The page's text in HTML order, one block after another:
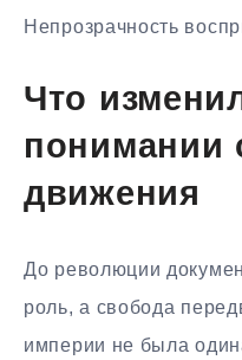
Непрозрачность
Что
понимании
движения
До революции
роль, а свобода
империи не была